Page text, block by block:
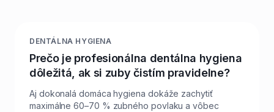
DENTÁLNA HYGIENA
Prečo je profesionálna dentálna hygiena
dôležitá, ak si zuby čistím pravidelne?
Aj dokonalá domáca hygiena dokáže zachytiť
maximálne 60–70 % zubného povlaku a vôbec